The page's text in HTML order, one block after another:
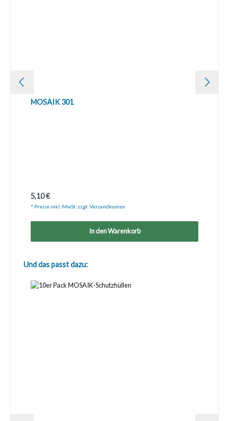
MOSAIK 301
Regulärer Preis:
5,10 €
* Preise inkl. MwSt. zzgl. Versandkosten
In den Warenkorb
Produktgalerie überspringen
Und das passt dazu: